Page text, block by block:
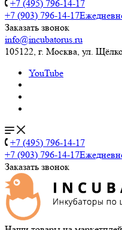
+7 (495) 796-14-17
+7 (903) 796-14-17
Заказать звонок
info@incubatorus.ru
105122, г. Москва, ул.
YouTube
+7 (495) 796-14-17
+7 (903) 796-14-17
Заказать звонок